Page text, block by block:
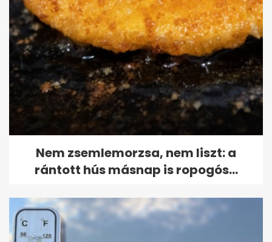
Nem zsemlemorzsa, nem liszt: a
rántott hús másnap is ropogós...